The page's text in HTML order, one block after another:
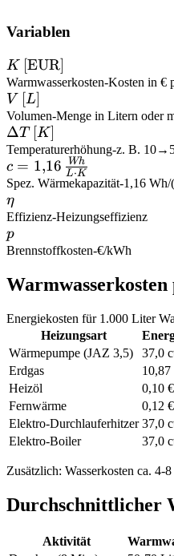
Variablen
K \,
[\text{EUR}]
K [EUR]
Warmwasserkosten-Kosten in €
V
\,
[L]
V [L]
Volumen-Menge in Litern oder
\Delta
T \,
[K]
ΔT [K]
Temperaturerhöhung-z. B.
c = 1{,}16
\,
\frac{Wh}
{L \cdot
K}
c = 1,16 L⋅K
Wh
Spez. Wärmekapazität-1,16 Wh/
\eta
η
Effizienz-Heizungseffizienz
p
p
Brennstoffkosten-€/kWh
Energiekosten für 1.000 Liter
Heizungsart
Wärmepumpe (JAZ 3,5)
37,0
Erdgas
Heizöl
0,10
Fernwärme
0,12
Elektro-Durchlauferhitzer 37,0
Elektro-Boiler
37,0
Zusätzlich: Wasserkosten ca. 4-
Durchschnittlicher
Aktivität